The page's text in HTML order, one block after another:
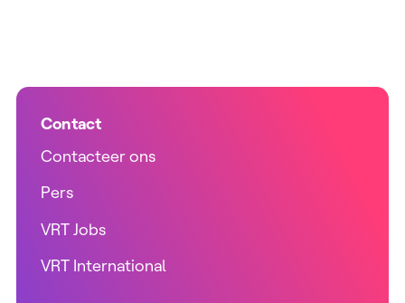
Contact
Contacteer ons
Pers
VRT Jobs
VRT International